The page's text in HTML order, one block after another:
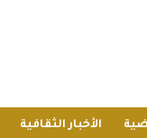
الأخبار الثقافية